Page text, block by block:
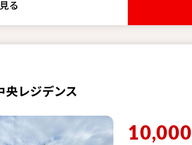
る
央レジデンス
10,000